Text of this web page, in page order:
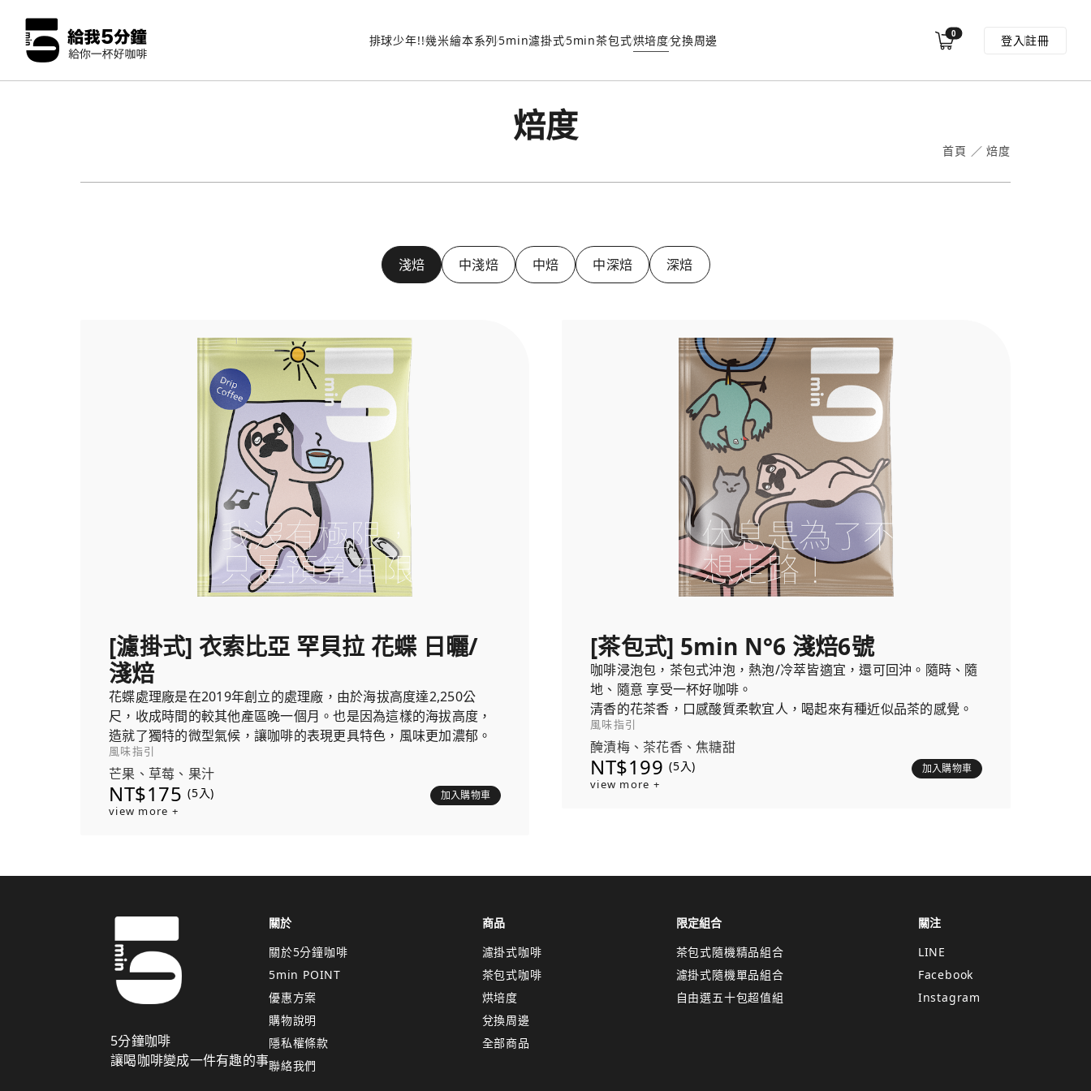
排球少年!!幾米繪本系列5min濾掛式5min茶包式烘培度兌換周邊 0 登入註冊
焙度
首頁 ／焙度
淺焙 中淺焙 中焙 中深焙 深焙
[濾掛式] 衣索比亞 罕貝拉 花蝶 日曬/
淺焙
花蝶處理廠是在2019年創立的處理廠，由於海拔高度達2,250公
尺，收成時間的較其他產區晚一個月。也是因為這樣的海拔高度，
造就了獨特的微型氣候，讓咖啡的表現更具特色，風味更加濃郁。
風味指引
芒果、草莓、果汁
NT$175 (5入) 加入購物車
view more +
[茶包式] 5min N°6 淺焙6號
咖啡浸泡包，茶包式沖泡，熱泡/冷萃皆適宜，還可回沖。隨時、隨
地、隨意 享受一杯好咖啡。
清香的花茶香，口感酸質柔軟宜人，喝起來有種近似品茶的感覺。
風味指引
醃漬梅、茶花香、焦糖甜
NT$199 (5入) 加入購物車
view more +
5分鐘咖啡
讓喝咖啡變成一件有趣的事
關於
關於5分鐘咖啡
5min POINT
優惠方案
購物說明
隱私權條款
聯絡我們
商品
濾掛式咖啡
茶包式咖啡
烘培度
兌換周邊
全部商品
限定組合
茶包式隨機精品組合
濾掛式隨機單品組合
自由選五十包超值組
關注
LINE
Facebook
Instagram